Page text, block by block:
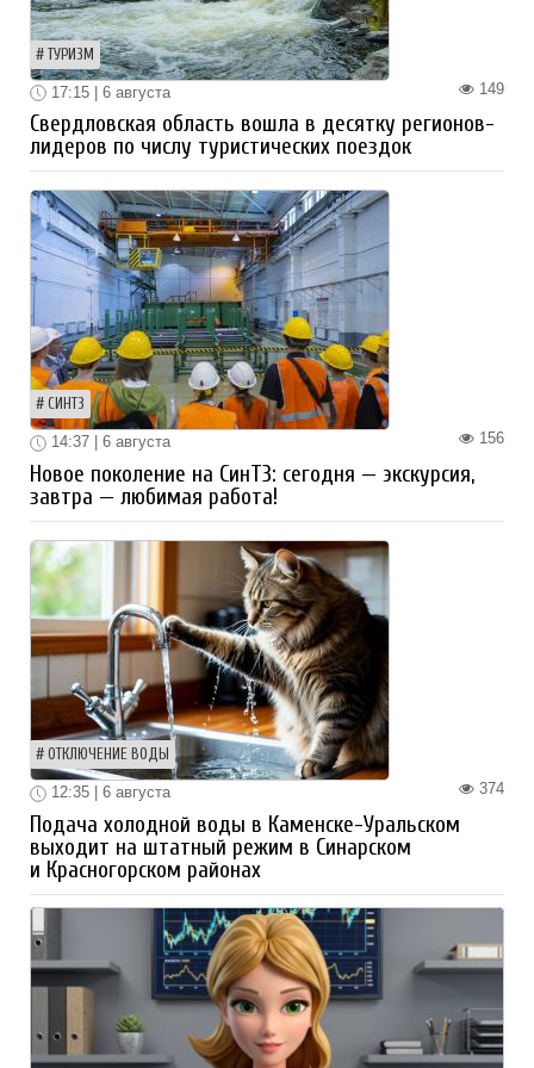
ТУРИЗМ
149
17:15 | 6 августа
Свердловская область вошла в десятку регионов-
лидеров по числу туристических поездок
СИНТЗ
156
14:37 | 6 августа
Новое поколение на СинТЗ: сегодня — экскурсия,
завтра — любимая работа!
ОТКЛЮЧЕНИЕ ВОДЫ
374
12:35 | 6 августа
Подача холодной воды в Каменске-Уральском
выходит на штатный режим в Синарском
и Красногорском районах